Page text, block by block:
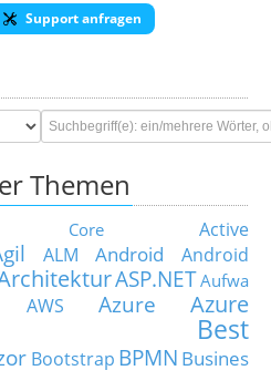
Support anfragen
Themen
Core
Active
ALM Android
Android
ASP.NETAufwa
AWS Azure
Azure
Best
Bootstrap BPMN Busines